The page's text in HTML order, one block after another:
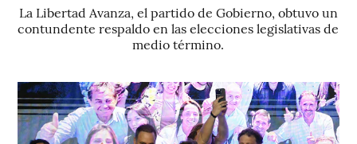
La Libertad Avanza, el partido de Gobierno, obtuvo un
contundente respaldo en las elecciones legislativas de
medio término.